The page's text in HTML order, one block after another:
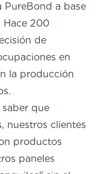
PureBond a base
Hace 200
de
en
la producción
que
nuestros clientes
productos
paneles